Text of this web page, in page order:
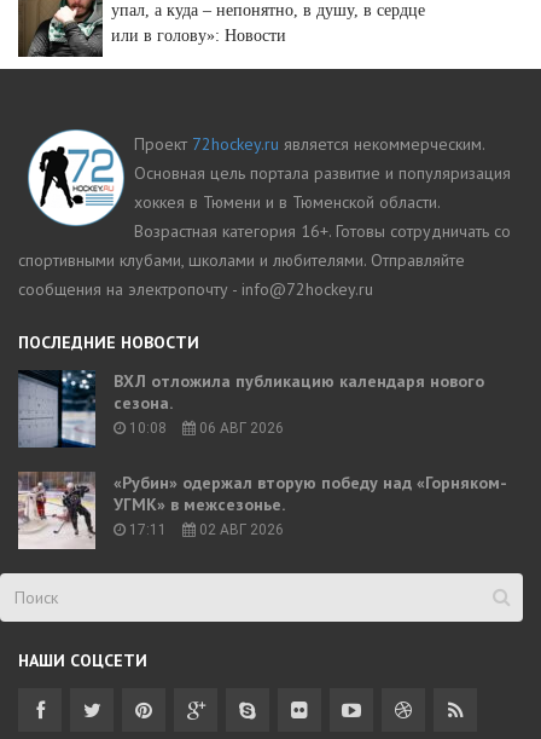
упал, а куда – непонятно, в душу, в сердце
или в голову»: Новости
Проект 72hockey.ru является некоммерческим.
Основная цель портала развитие и популяризация
хоккея в Тюмени и в Тюменской области.
Возрастная категория 16+. Готовы сотрудничать со
спортивными клубами, школами и любителями. Отправляйте
сообщения на электропочту - info@72hockey.ru
ПОСЛЕДНИЕ НОВОСТИ
ВХЛ отложила публикацию календаря нового
сезона.
10:08 06 АВГ 2026
«Рубин» одержал вторую победу над «Горняком-
УГМК» в межсезонье.
17:11 02 АВГ 2026
НАШИ СОЦСЕТИ